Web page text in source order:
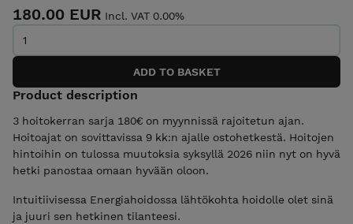
180.00 EUR Incl. VAT 0.00%
Product description
3 hoitokerran sarja 180€ on myynnissä rajoitetun ajan.
Hoitoajat on sovittavissa 9 kk:n ajalle ostohetkestä. Hoitojen
hintoihin on tulossa muutoksia syksyllä 2026 niin nyt on hyvä
hetki panostaa omaan hyvään oloon.
Intuitiivisessa Energiahoidossa lähtökohta hoidolle olet sinä
ja juuri sen hetkinen tilanteesi.